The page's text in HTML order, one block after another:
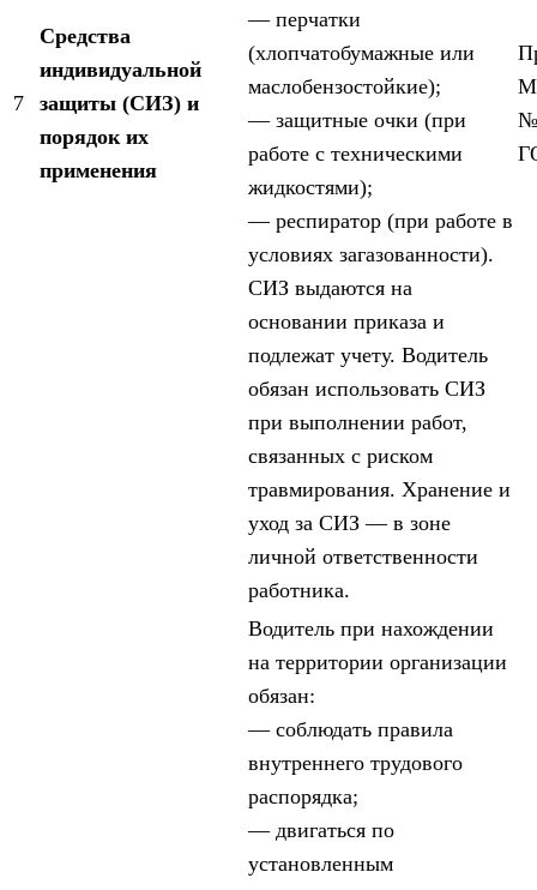
7
Средства
индивидуальной
защиты (СИЗ) и
порядок их
применения
— перчатки
(хлопчатобумажные или
маслобензостойкие);
— защитные очки (при
работе с техническими
жидкостями);
— респиратор (при работе в
условиях загазованности).
СИЗ выдаются на
основании приказа и
подлежат учету. Водитель
обязан использовать СИЗ
при выполнении работ,
связанных с риском
травмирования. Хранение и
уход за СИЗ — в зоне
личной ответственности
работника.
№
Водитель при нахождении
на территории организации
обязан:
— соблюдать правила
внутреннего трудового
распорядка;
— двигаться по
установленным